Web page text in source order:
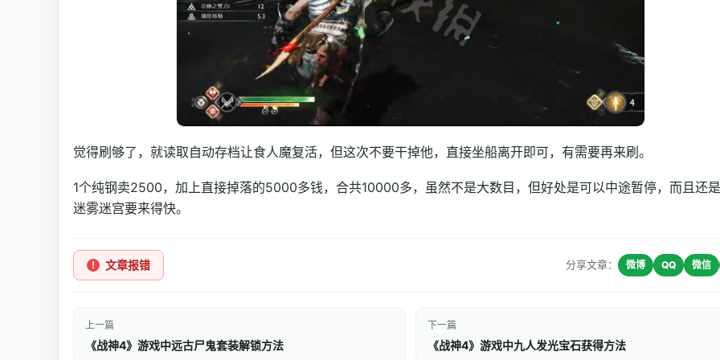
觉得刷够了，就读取自动存档让食人魔复活，但这次不要干掉他，直接坐船离开即可，有需要再来刷。
1个纯钢卖2500，加上直接掉落的5000多钱，合共10000多，虽然不是大数目，但好处是可以中途暂停，而且还
迷雾迷宫要来得快。
文章报错 分享文章： 微博 QQ 微信
上一篇
《战神4》游戏中远古尸鬼套装解锁方法
下一篇
《战神4》游戏中九人发光宝石获得方法